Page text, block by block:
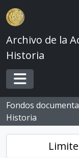
Skip to main content
Archivo de la
Historia
Toggle
Fondos
Historia